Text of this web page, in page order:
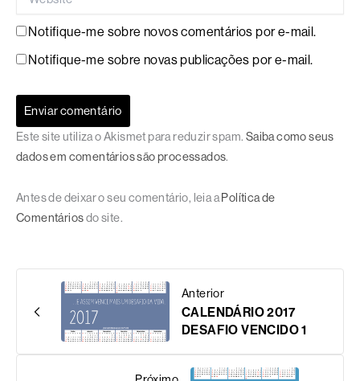
Notifique-me sobre novos comentários por e-mail.
Notifique-me sobre novas publicações por e-mail.
Este site utiliza o Akismet para reduzir spam. Saiba como seus
dados em comentários são processados.
Antes de deixar o seu comentário, leia aPolítica de
Comentáriosdo site.
Anterior
CALENDÁRIO 2017
DESAFIO VENCIDO 1